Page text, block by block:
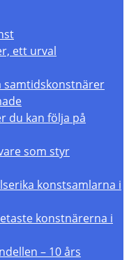
ett urval
samtidskonstnärer
du kan följa på
som styr
konstsamlarna i
konstnärerna i
– 10 års